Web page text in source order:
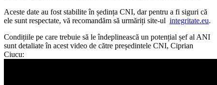
Aceste date au fost stabilite în ședința CNI, dar pentru a fi siguri că
ele sunt respectate, vă recomandăm să urmăriți site-ul integritate.eu.
Condițiile pe care trebuie să le îndeplinească un potențial șef al ANI
sunt detaliate în acest video de către președintele CNI, Ciprian
Ciucu: